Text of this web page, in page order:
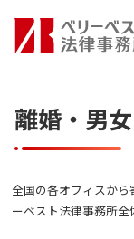
離婚・男
全国の各オフィスか
ーベスト法律事務所全